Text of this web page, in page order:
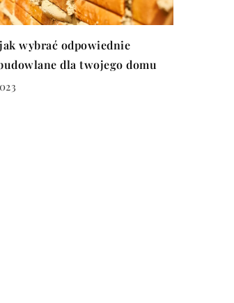
wybrać odpowiednie
dla twojego domu